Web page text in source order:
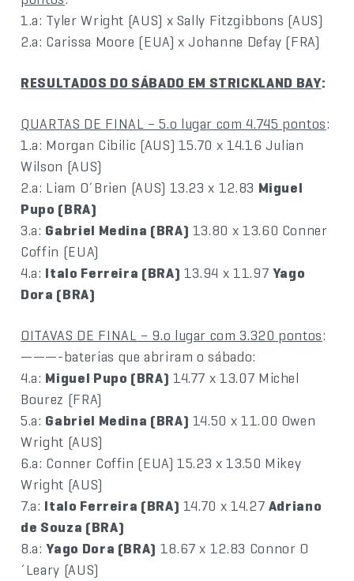
1.a: Tyler Wright (AUS) x Sally Fitzgibbons (AUS)
2.a: Carissa Moore (EUA) x Johanne Defay (FRA)
RESULTADOS DO SÁBADO EM STRICKLAND BAY:
QUARTAS DE FINAL – 5.o lugar com 4.745 pontos:
1.a: Morgan Cibilic (AUS) 15.70 x 14.16 Julian
Wilson (AUS)
2.a: Liam O´Brien (AUS) 13.23 x 12.83 Miguel
Pupo (BRA)
3.a: Gabriel Medina (BRA) 13.80 x 13.60 Conner
Coffin (EUA)
4.a: Italo Ferreira (BRA) 13.94 x 11.97 Yago
Dora (BRA)
OITAVAS DE FINAL – 9.o lugar com 3.320 pontos:
———-baterias que abriram o sábado:
4.a: Miguel Pupo (BRA) 14.77 x 13.07 Michel
Bourez (FRA)
5.a: Gabriel Medina (BRA) 14.50 x 11.00 Owen
Wright (AUS)
6.a: Conner Coffin (EUA) 15.23 x 13.50 Mikey
Wright (AUS)
7.a: Italo Ferreira (BRA) 14.70 x 14.27 Adriano
de Souza (BRA)
8.a:Yago Dora (BRA) 18.67 x 12.83 Connor O
´Leary (AUS)